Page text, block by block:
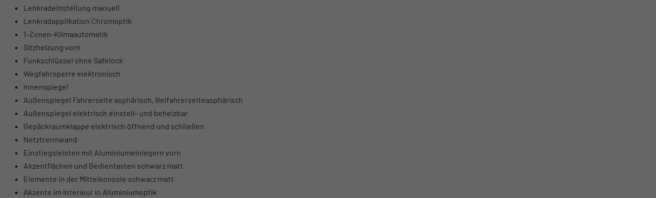
Lenkradeinstellung manuell
Lenkradapplikation Chromoptik
1-Zonen-Klimaautomatik
Sitzheizung vorn
Funkschlüssel ohne Safelock
Wegfahrsperre elektronisch
Innenspiegel
Außenspiegel Fahrerseite asphärisch, Beifahrerseiteasphärisch
Außenspiegel elektrisch einstell- und beheizbar
Gepäckraumklappe elektrisch öffnend und schließen
Netztrennwand
Einstiegsleisten mit Aluminiumeinlegern vorn
Akzentflächen und Bedientasten schwarz matt
Elemente in der Mittelkonsole schwarz matt
Akzente im Interieur in Aluminiumoptik